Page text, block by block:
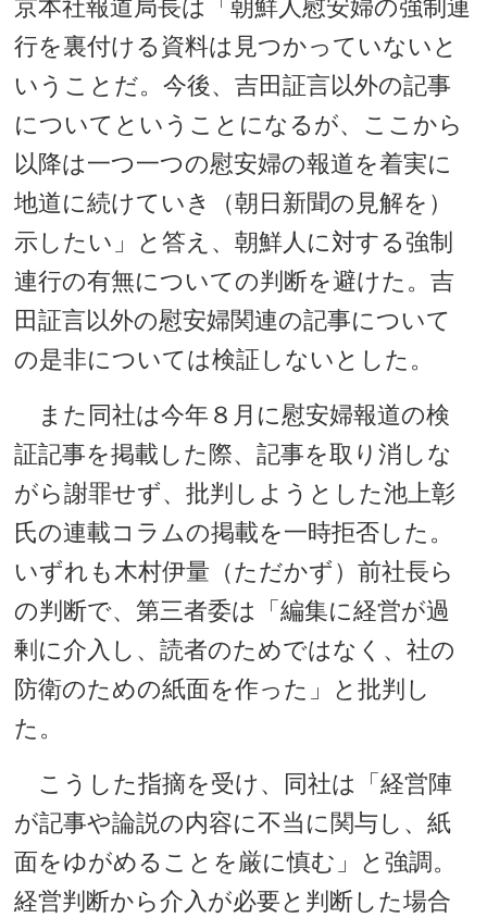
京本社報道局長は「朝鮮人慰安婦の強制連
行を裏付ける資料は見つかっていないと
いうことだ。今後、吉田証言以外の記事
についてということになるが、ここから
以降は一つ一つの慰安婦の報道を着実に
地道に続けていき（朝日新聞の見解を）
示したい」と答え、朝鮮人に対する強制
連行の有無についての判断を避けた。吉
田証言以外の慰安婦関連の記事について
の是非については検証しないとした。
また同社は今年８月に慰安婦報道の検
証記事を掲載した際、記事を取り消しな
がら謝罪せず、批判しようとした池上彰
氏の連載コラムの掲載を一時拒否した。
いずれも木村伊量（ただかず）前社長ら
の判断で、第三者委は「編集に経営が過
剰に介入し、読者のためではなく、社の
防衛のための紙面を作った」と批判し
た。
こうした指摘を受け、同社は「経営陣
が記事や論説の内容に不当に関与し、紙
面をゆがめることを厳に慎む」と強調。
経営判断から介入が必要と判断した場合